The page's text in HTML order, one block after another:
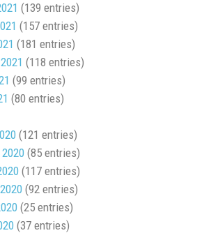
(139 entries)
(157 entries)
(181 entries)
(118 entries)
(99 entries)
(80 entries)
(121 entries)
(85 entries)
(117 entries)
(92 entries)
(25 entries)
(37 entries)